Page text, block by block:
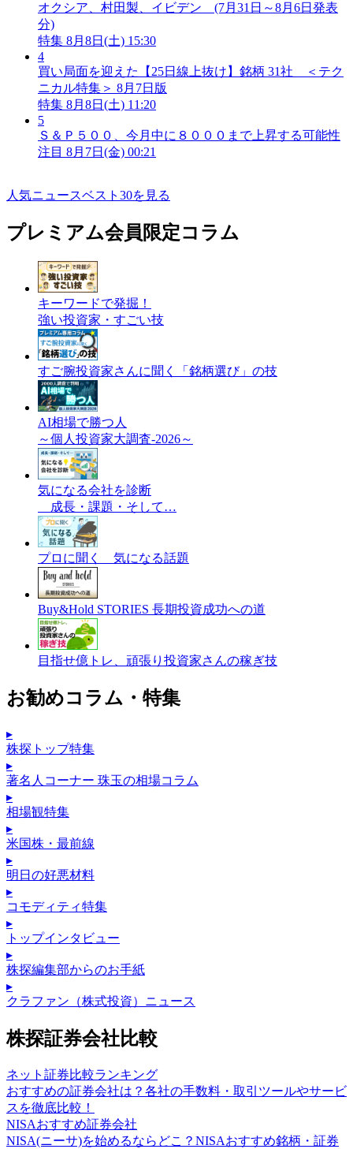
オクシア、村田製、イビデン (7月31日～8月6日発表
分)
特集 8月8日(土) 15:30
4
買い局面を迎えた【25日線上抜け】銘柄 31社 ＜テク
ニカル特集＞ 8月7日版
特集 8月8日(土) 11:20
5
Ｓ＆Ｐ５００、今月中に８０００まで上昇する可能性
注目 8月7日(金) 00:21
人気ニュースベスト30を見る
プレミアム会員限定コラム
キーワードで発掘！
強い投資家・すごい技
すご腕投資家さんに聞く「銘柄選び」の技
AI相場で勝つ人
～個人投資家大調査-2026～
気になる会社を診断
成長・課題・そして…
プロに聞く 気になる話題
Buy&Hold STORIES 長期投資成功への道
目指せ億トレ、頑張り投資家さんの稼ぎ技
お勧めコラム・特集
▸
株探トップ特集
▸
著名人コーナー 珠玉の相場コラム
▸
相場観特集
▸
米国株・最前線
▸
明日の好悪材料
▸
コモディティ特集
▸
トップインタビュー
▸
株探編集部からのお手紙
▸
クラファン（株式投資）ニュース
株探証券会社比較
ネット証券比較ランキング
おすすめの証券会社は？各社の手数料・取引ツールやサービ
スを徹底比較！
NISAおすすめ証券会社
NISA(ニーサ)を始めるならどこ？NISAおすすめ銘柄・証券